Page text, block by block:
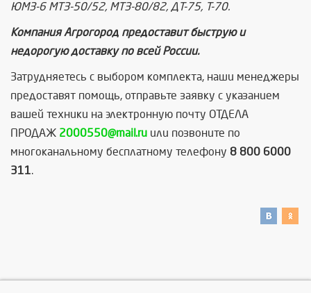
ЮМЗ-6 МТЗ-50/52, МТЗ-80/82, ДТ-75, Т-70.
Компания Агрогород предоставит быструю и
недорогую доставку по всей России.
Затрудняетесь с выбором комплекта, наши менеджеры
предоставят помощь, отправьте заявку с указанием
вашей техники на электронную почту ОТДЕЛА
ПРОДАЖ 2000550@mail.ru или позвоните по
многоканальному бесплатному телефону 8 800 6000
311.